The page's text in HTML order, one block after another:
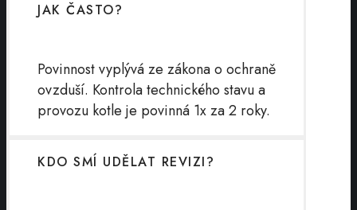
JAK ČASTO?
Povinnost vyplývá ze zákona o ochraně
ovzduší. Kontrola technického stavu a
provozu kotle je povinná 1x za 2 roky.
KDO SMÍ UDĚLAT REVIZI?